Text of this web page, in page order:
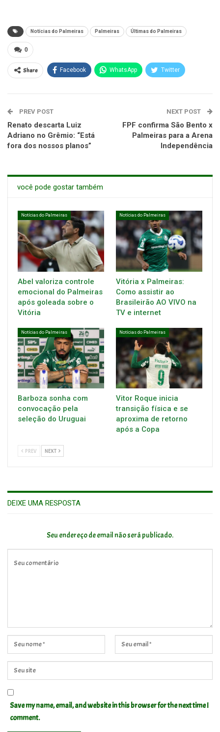
Notícias do Palmeiras Palmeiras Últimas do Palmeiras
0
Share Facebook WhatsApp Twitter
PREV POST
Renato descarta Luiz
Adriano no Grêmio: “Está
fora dos nossos planos”
NEXT POST
FPF confirma São Bento x
Palmeiras para a Arena
Independência
você pode gostar também
Notícias do Palmeiras
Abel valoriza controle
emocional do Palmeiras
após goleada sobre o
Vitória
Notícias do Palmeiras
Vitória x Palmeiras:
Como assistir ao
Brasileirão AO VIVO na
TV e internet
Notícias do Palmeiras
Barboza sonha com
convocação pela
seleção do Uruguai
Notícias do Palmeiras
Vitor Roque inicia
transição física e se
aproxima de retorno
após a Copa
PREV NEXT
DEIXE UMA RESPOSTA
Seu endereço de email não será publicado.
Save my name, email, and website in this browser for the next time I
comment.